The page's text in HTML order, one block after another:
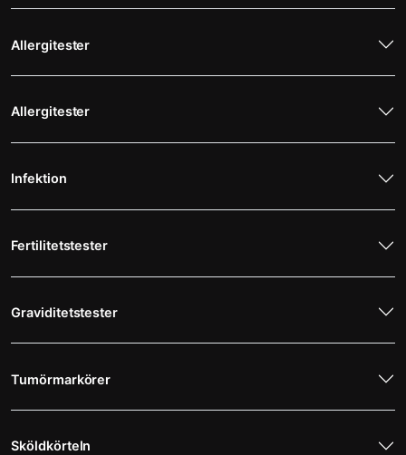
Allergitester
Allergitester
Infektion
Fertilitetstester
Graviditetstester
Tumörmarkörer
Sköldkörteln